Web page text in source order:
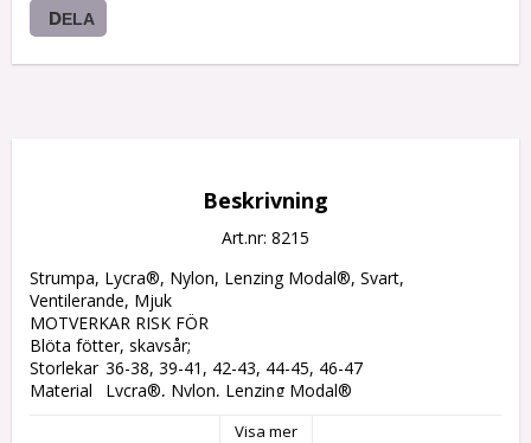
DELA
Beskrivning
Art.nr: 8215
Strumpa, Lycra®, Nylon, Lenzing Modal®, Svart,
Ventilerande, Mjuk
MOTVERKAR RISK FÖR
Blöta fötter, skavsår;
Storlekar	36-38, 39-41, 42-43, 44-45, 46-47
Material	Lycra®, Nylon, Lenzing Modal®
Visa mer